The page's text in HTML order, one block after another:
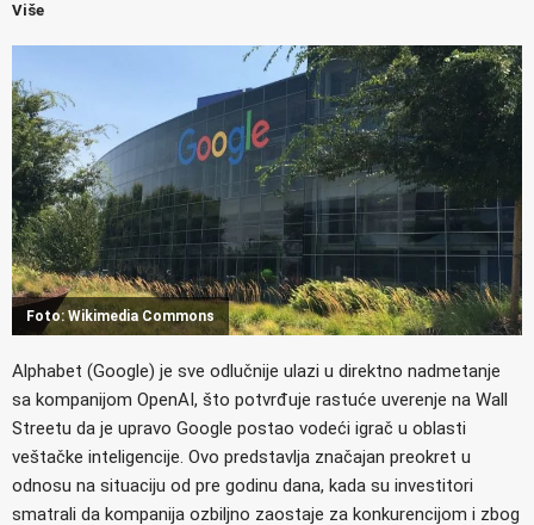
Više
Foto: Wikimedia Commons
Alphabet (Google) je sve odlučnije ulazi u direktno nadmetanje
sa kompanijom OpenAI, što potvrđuje rastuće uverenje na Wall
Streetu da je upravo Google postao vodeći igrač u oblasti
veštačke inteligencije. Ovo predstavlja značajan preokret u
odnosu na situaciju od pre godinu dana, kada su investitori
smatrali da kompanija ozbiljno zaostaje za konkurencijom i zbog